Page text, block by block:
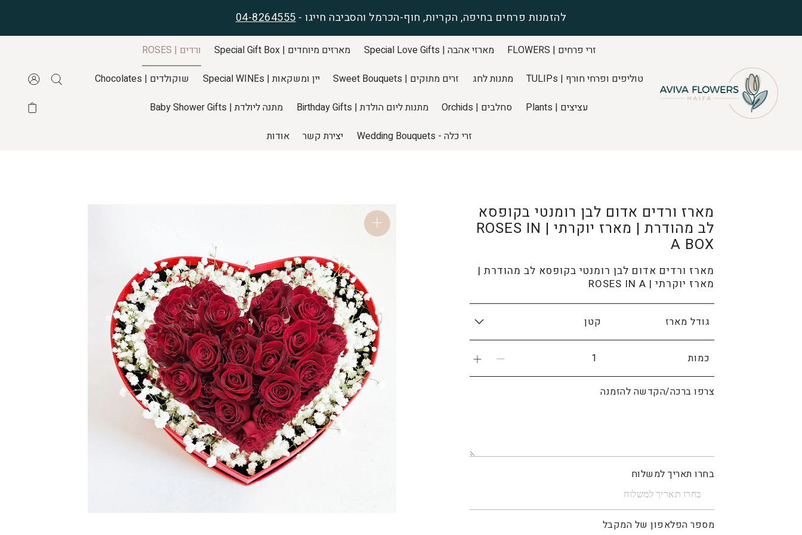
להזמנות פרחים בחיפה, הקריות, חוף-הכרמל והסביבה חייגו -04-8264555
זרי פרחים | FLOWERS מארזי אהבה | Special Love Gifts מארזים מיוחדים | Special Gift Box
ורדים | ROSES
טוליפים ופרחי חורף | TULIPs
מתנות לחג זרים מתוקים | Sweet Bouquets יין ומשקאות | Special WINEs
שוקולדים | Chocolates
עציצים | Plants
סחלבים | Orchids מתנות ליום הולדת | Birthday Gifts
מתנה ליולדת | Baby Shower Gifts
זרי כלה - Wedding Bouquets
יצירת קשר אודות
מארז ורדים אדום לבן רומנטי בקופסא
לב מהודרת | מארז יוקרתי | ROSES IN
A BOX
מארז ורדים אדום לבן רומנטי בקופסא לב מהודרת |
מארז יוקרתי | ROSES IN A
גודל מארז
כמות
צרפו ברכה/הקדשה להזמנה
בחרו תאריך למשלוח
מספר הפלאפון של המקבל